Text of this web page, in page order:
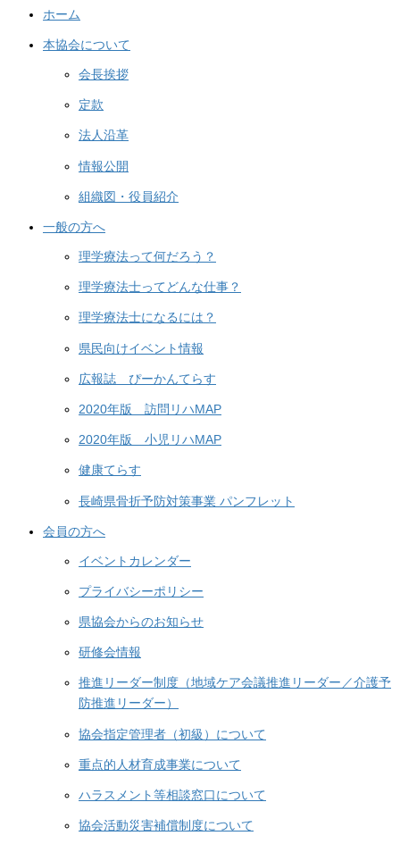
ホーム
本協会について
会長挨拶
定款
法人沿革
情報公開
組織図・役員紹介
一般の方へ
理学療法って何だろう？
理学療法士ってどんな仕事？
理学療法士になるには？
県民向けイベント情報
広報誌 ぴーかんてらす
2020年版 訪問リハMAP
2020年版 小児リハMAP
健康てらす
長崎県骨折予防対策事業 パンフレット
会員の方へ
イベントカレンダー
プライバシーポリシー
県協会からのお知らせ
研修会情報
推進リーダー制度（地域ケア会議推進リーダー／介護予
防推進リーダー）
協会指定管理者（初級）について
重点的人材育成事業について
ハラスメント等相談窓口について
協会活動災害補償制度について